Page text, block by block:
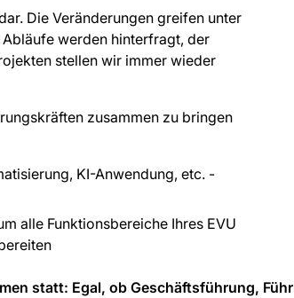
Die Veränderungen greifen unter
werden hinterfragt, der
stellen wir immer wieder
zusammen zu bringen
KI-Anwendung, etc. -
alle Funktionsbereiche Ihres EVU
statt: Egal, ob Geschäftsführung,